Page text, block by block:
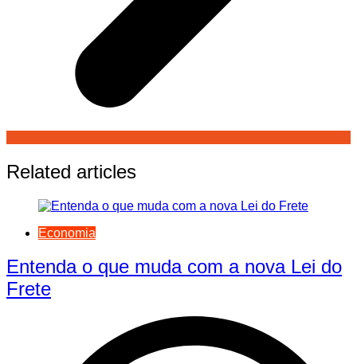
Related articles
Economia
Entenda o que muda com a nova Lei do
Frete